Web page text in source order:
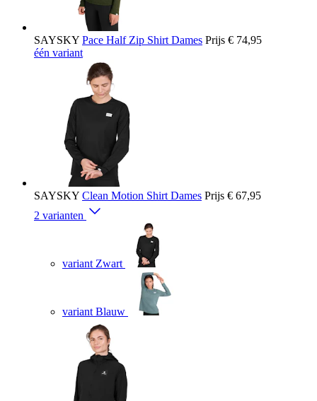
SAYSKY Pace Half Zip Shirt Dames Prijs € 74,95
één variant
SAYSKY Clean Motion Shirt Dames Prijs € 67,95
2 varianten
variant Zwart
variant Blauw